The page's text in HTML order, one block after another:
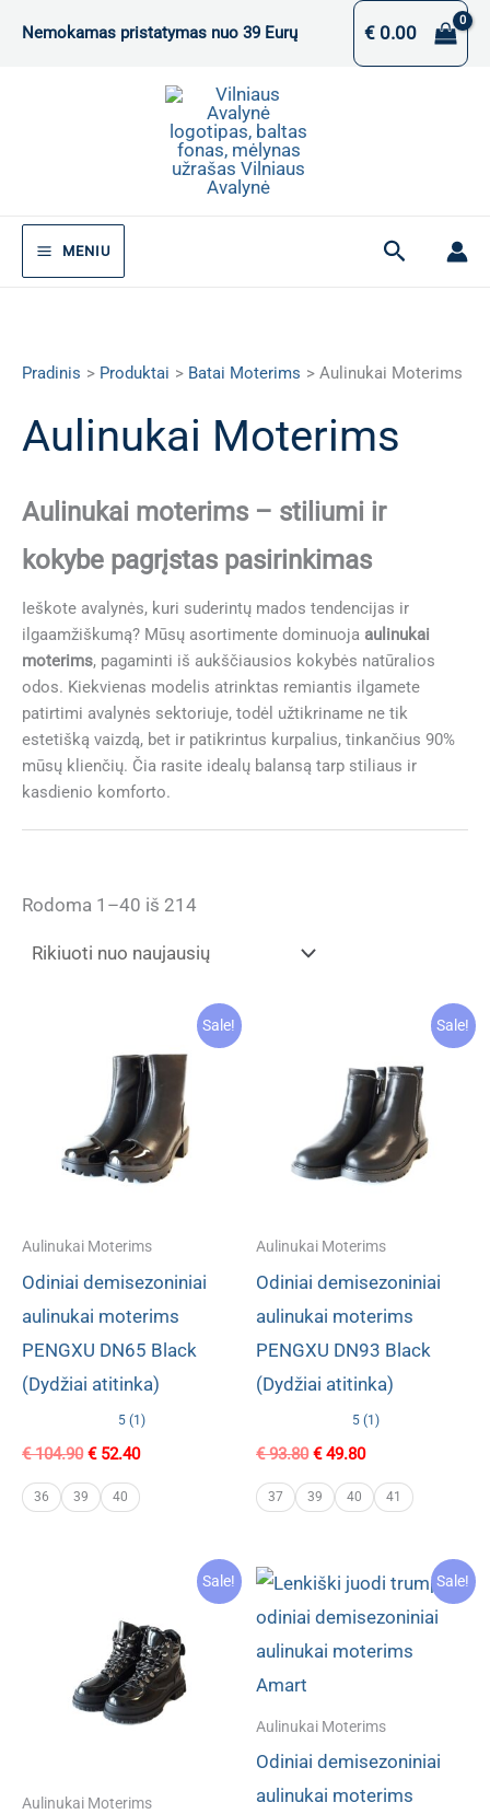
Nemokamas pristatymas nuo 39 Eurų €0.00
MENIU Paieška
Pradinis Produktai Batai Moterims Aulinukai Moterims
Aulinukai Moterims
Aulinukai moterims – stiliumi ir
kokybe pagrįstas pasirinkimas
Ieškote avalynės, kuri suderintų mados tendencijas ir
ilgaamžiškumą? Mūsų asortimente dominuoja aulinukai
moterims, pagaminti iš aukščiausios kokybės natūralios
odos. Kiekvienas modelis atrinktas remiantis ilgamete
patirtimi avalynės sektoriuje, todėl užtikriname ne tik
estetišką vaizdą, bet ir patikrintus kurpalius, tinkančius 90%
mūsų klienčių. Čia rasite idealų balansą tarp stiliaus ir
kasdienio komforto.
Rodoma 1–40 iš 214
naujausią
Sale!
Aulinukai Moterims
Odiniai demisezoniniai
aulinukai moterims
PENGXU DN65 Black
(Dydžiai atitinka)
5 (1)
€104.90 Original
was:
€ 104.90.
€52.40Current
is:
36 39 40
Sale!
Aulinukai Moterims
Odiniai demisezoniniai
aulinukai moterims
PENGXU DN93 Black
(Dydžiai atitinka)
5 (1)
€93.80 Original
was:
€ 93.80.
€49.80Current
is:
€ 49.80.
37 39 40 41
Sale!
Aulinukai Moterims
Sale!
Aulinukai Moterims
Odiniai demisezoniniai
aulinukai moterims